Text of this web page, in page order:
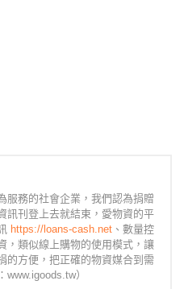
服務的社會企業，我們認為捐贈
訊刊登上去就結束，愛物資的平
https://loans-cash.net 、數量控
，類似線上購物的使用模式，讓
的方便，把正確的物資媒合到需
）